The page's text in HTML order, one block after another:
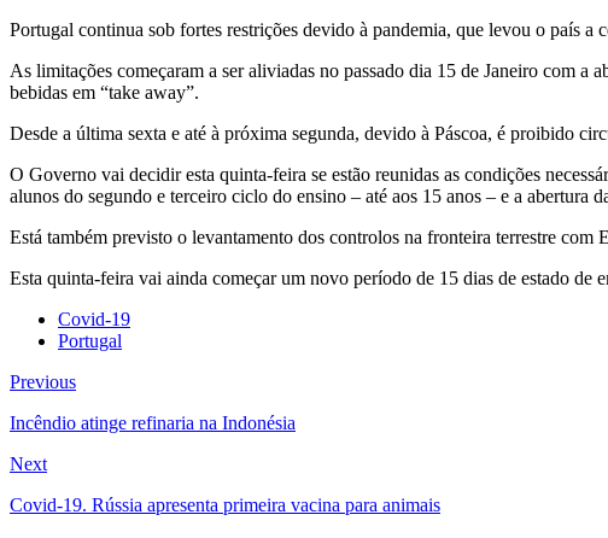
Portugal continua sob fortes restrições devido à pandemia, que levou o país a
As limitações começaram a ser aliviadas no passado dia 15 de Janeiro com a
bebidas em “take away”.
Desde a última sexta e até à próxima segunda, devido à Páscoa, é proibido
O Governo vai decidir esta quinta-feira se estão reunidas as condições
alunos do segundo e terceiro ciclo do ensino – até aos 15 anos – e a abertura
Está também previsto o levantamento dos controlos na fronteira terrestre com
Esta quinta-feira vai ainda começar um novo período de 15 dias de estado de
Covid-19
Portugal
Previous
Incêndio atinge refinaria na Indonésia
Next
Covid-19. Rússia apresenta primeira vacina para animais